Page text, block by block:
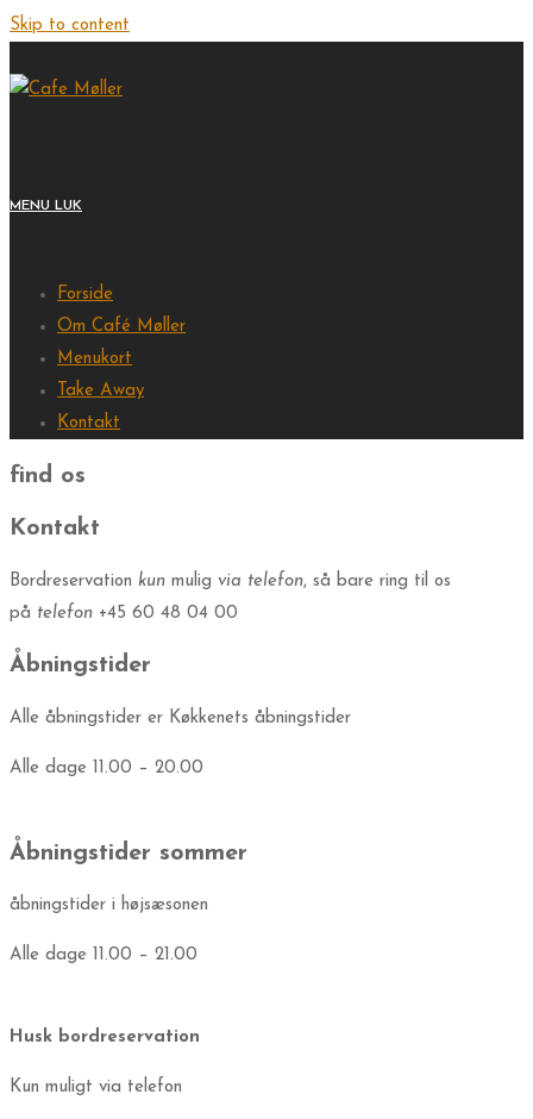
Skip to content
MENU LUK
Forside
Om Café Møller
Menukort
Take Away
Kontakt
find os
Kontakt
Bordreservation kun mulig via telefon, så bare ring til os
på telefon +45 60 48 04 00
Åbningstider
Alle åbningstider er Køkkenets åbningstider
Alle dage 11.00 – 20.00
Åbningstider sommer
åbningstider i højsæsonen
Alle dage 11.00 – 21.00
Husk bordreservation
Kun muligt via telefon